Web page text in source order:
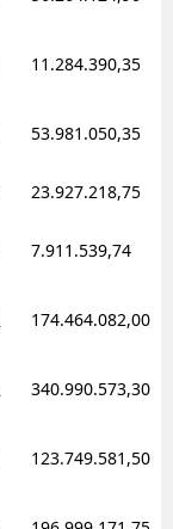
11.284.390,35
53.981.050,35
23.927.218,75
7.911.539,74
174.464.082,00
340.990.573,30
123.749.581,50